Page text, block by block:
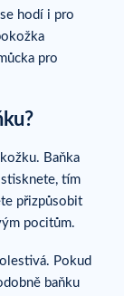
hodí i pro
pro
Baňka
stisknete, tím
přizpůsobit
pocitům.
Pokud
baňku